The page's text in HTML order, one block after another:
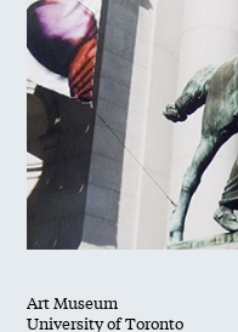
Art Museum
University of Toronto